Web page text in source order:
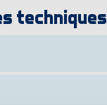
techniques